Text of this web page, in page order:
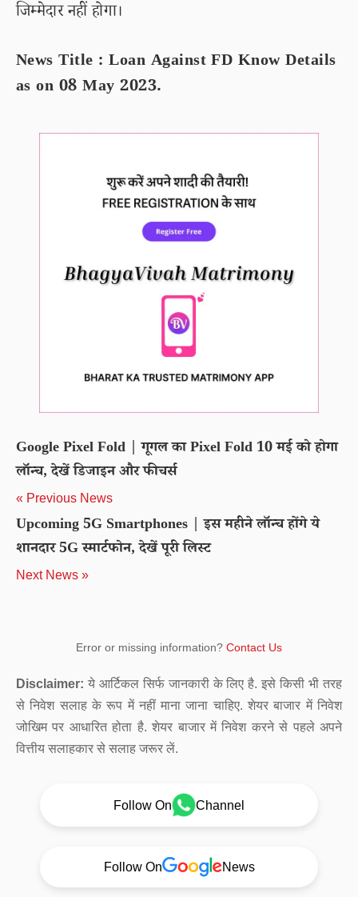
जिम्मेदार नहीं होगा।
News Title : Loan Against FD Know Details
as on 08 May 2023.
Google Pixel Fold | गूगल का Pixel Fold 10 मई को होगा
लॉन्च, देखें डिजाइन और फीचर्स
« Previous News
Upcoming 5G Smartphones | इस महीने लॉन्च होंगे ये
शानदार 5G स्मार्टफोन, देखें पूरी लिस्ट
Next News »
Error or missing information? Contact Us
Disclaimer: ये आर्टिकल सिर्फ जानकारी के लिए है. इसे किसी भी तरह
से निवेश सलाह के रूप में नहीं माना जाना चाहिए. शेयर बाजार में निवेश
जोखिम पर आधारित होता है. शेयर बाजार में निवेश करने से पहले अपने
वित्तीय सलाहकार से सलाह जरूर लें.
Follow On Channel
Follow On News